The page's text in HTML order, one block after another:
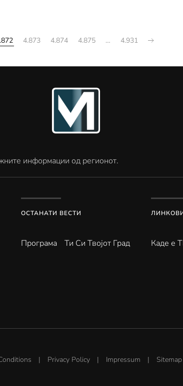
4.873 4.874 4.875 … 4.931
информации од регионот.
ОСТАНАТИ ВЕСТИ
Програма Ти Си Твојот Град Каде е
| Privacy Policy| Impressum | Sitemap